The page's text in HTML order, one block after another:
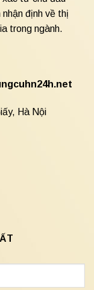
định về thị
trong ngành.
Hà Nội